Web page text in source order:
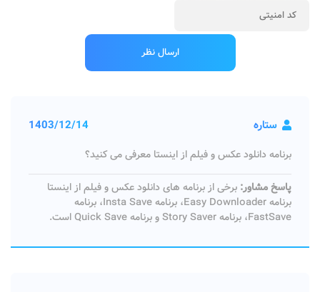
ستاره 1403/12/14
برنامه دانلود عکس و فیلم از اینستا معرفی می کنید؟
پاسخ مشاور: برخی از برنامه های دانلود عکس و فیلم از اینستا
برنامه Easy Downloader، برنامه Insta Save، برنامه
FastSave، برنامه Story Saver و برنامه Quick Save است.